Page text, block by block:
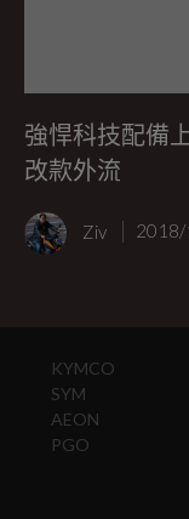
強悍科技配備
改款外流
Ziv 2018/
KYMCO
SYM
AEON
PGO